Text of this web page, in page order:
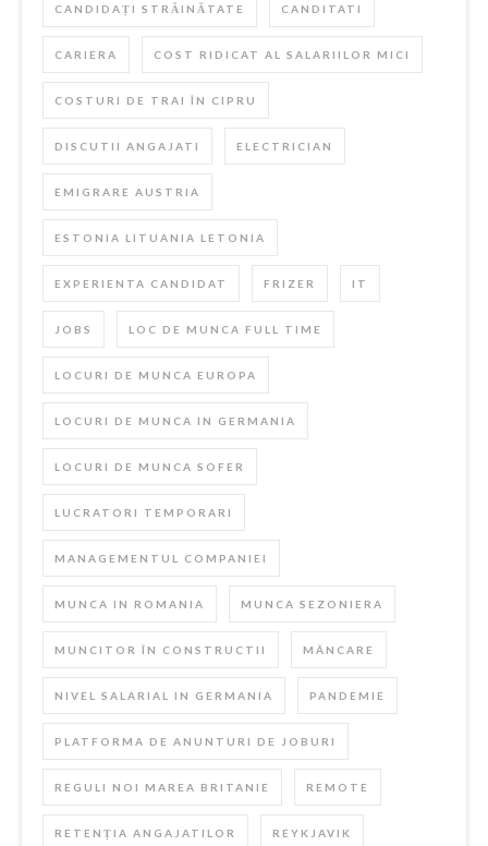
CANDIDAȚI STRĂINĂTATE CANDITATI
CARIERA COST RIDICAT AL SALARIILOR MICI
COSTURI DE TRAI ÎN CIPRU
DISCUTII ANGAJATI ELECTRICIAN
EMIGRARE AUSTRIA
ESTONIA LITUANIA LETONIA
EXPERIENTA CANDIDAT FRIZER IT
JOBS LOC DE MUNCA FULL TIME
LOCURI DE MUNCA EUROPA
LOCURI DE MUNCA IN GERMANIA
LOCURI DE MUNCA SOFER
LUCRATORI TEMPORARI
MANAGEMENTUL COMPANIEI
MUNCA IN ROMANIA MUNCA SEZONIERA
MUNCITOR ÎN CONSTRUCTII MÂNCARE
NIVEL SALARIAL IN GERMANIA PANDEMIE
PLATFORMA DE ANUNTURI DE JOBURI
REGULI NOI MAREA BRITANIE REMOTE
RETENȚIA ANGAJATILOR REYKJAVIK